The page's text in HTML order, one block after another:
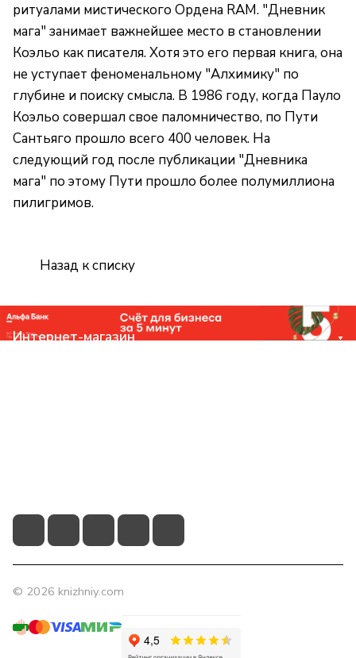
ритуалами мистического Ордена RAM. "Дневник
мага" занимает важнейшее место в становлении
Коэльо как писателя. Хотя это его первая книга, она
не уступает феноменальному "Алхимику" по
глубине и поиску смысла. В 1986 году, когда Пауло
Коэльо совершал свое паломничество, по Пути
Сантьяго прошло всего 400 человек. На
следующий год после публикации "Дневника
мага" по этому Пути прошло более полумиллиона
пилигримов.
Назад к списку
Интернет-магазин
© 2026 knizhniy.com